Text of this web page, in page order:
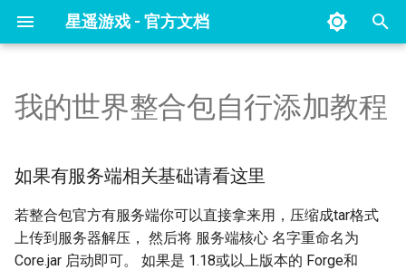
星遥游戏 - 官方文档
入
搜
索
客户端汉化教程
指令大全
七日杀关闭EAC反作弊教程
未转变者开服教程
未转变者物品id列表
整合包列表
选购指南
幻兽帕鲁开服教程
如果有服务端相关基础请看这
如果没有服务端相关基础请看
这里
我的世界整合包自行添加教程
如果有服务端相关基础请看这里
若整合包官方有服务端你可以直接拿来用，压缩成tar格式
上传到服务器解压， 然后将 服务端核心 名字重命名为
Core.jar 启动即可。 如果是 1.18或以上版本的 Forge和